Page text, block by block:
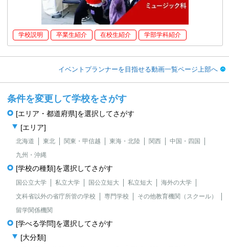
学校説明 卒業生紹介 在校生紹介 学部学科紹介
イベントプランナーを目指せる動画一覧ページ上部へ
条件を変更して学校をさがす
[エリア・都道府県]を選択してさがす
[エリア]
北海道 東北 関東・甲信越 東海・北陸 関西
中国・四国
九州・沖縄
[学校の種類]を選択してさがす
国公立大学 私立大学 国公立短大 私立短大
海外の大学
文科省以外の省庁所管の学校
専門学校
その他教育機関（スクール）
留学関係機関
[学べる学問]を選択してさがす
[大分類]